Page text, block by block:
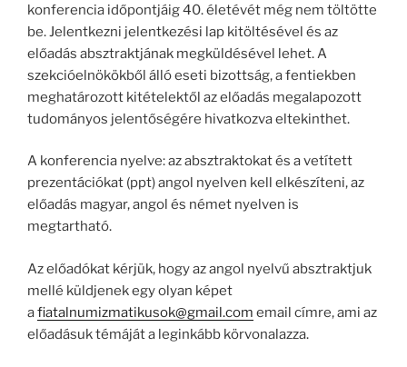
konferencia időpontjáig 40. életévét még nem töltötte
be. Jelentkezni jelentkezési lap kitöltésével és az
előadás absztraktjának megküldésével lehet. A
szekcióelnökökből álló eseti bizottság, a fentiekben
meghatározott kitételektől az előadás megalapozott
tudományos jelentőségére hivatkozva eltekinthet.
A konferencia nyelve: az absztraktokat és a vetített
prezentációkat (ppt) angol nyelven kell elkészíteni, az
előadás magyar, angol és német nyelven is
megtartható.
Az előadókat kérjük, hogy az angol nyelvű absztraktjuk
mellé küldjenek egy olyan képet
afiatalnumizmatikusok@gmail.com email címre, ami az
előadásuk témáját a leginkább körvonalazza.